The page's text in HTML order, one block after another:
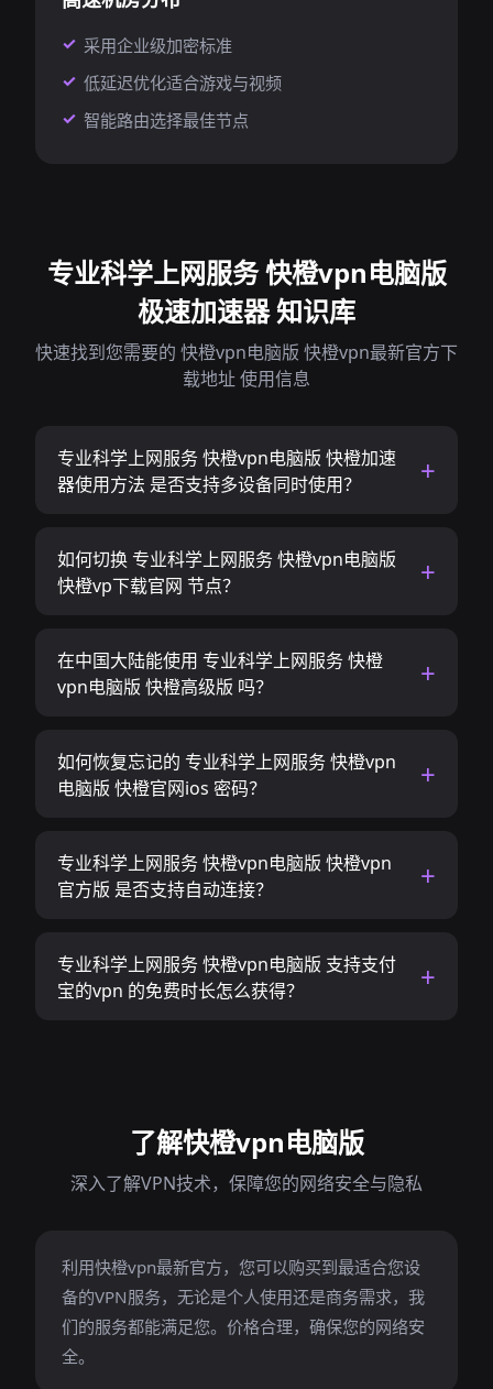
采用企业级加密标准
低延迟优化适合游戏与视频
智能路由选择最佳节点
专业科学上网服务 快橙vpn电脑版
极速加速器 知识库
快速找到您需要的 快橙vpn电脑版 快橙vpn最新官方下
载地址 使用信息
专业科学上网服务 快橙vpn电脑版 快橙加速
器使用方法 是否支持多设备同时使用？
如何切换 专业科学上网服务 快橙vpn电脑版
快橙vp下载官网 节点？
在中国大陆能使用 专业科学上网服务 快橙
vpn电脑版 快橙高级版 吗？
如何恢复忘记的 专业科学上网服务 快橙vpn
电脑版 快橙官网ios 密码？
专业科学上网服务 快橙vpn电脑版 快橙vpn
官方版 是否支持自动连接？
专业科学上网服务 快橙vpn电脑版 支持支付
宝的vpn 的免费时长怎么获得？
了解快橙vpn电脑版
深入了解VPN技术，保障您的网络安全与隐私
利用快橙vpn最新官方，您可以购买到最适合您设
备的VPN服务，无论是个人使用还是商务需求，我
们的服务都能满足您。价格合理，确保您的网络安
全。